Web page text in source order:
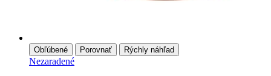
Obľúbené Porovnať Rýchly náhľad
Nezaradené